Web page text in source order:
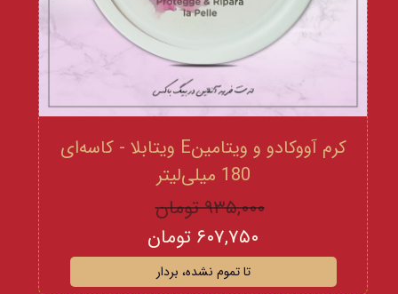
کرم آووکادو و ویتامینE ویتابلا - کاسه‌ای
180 میلی‌لیتر
۹۳۵,۰۰۰ تومان
۶۰۷,۷۵۰ تومان
تا تموم نشده، بردار